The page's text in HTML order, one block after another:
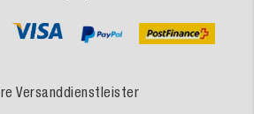
Versanddienstleister